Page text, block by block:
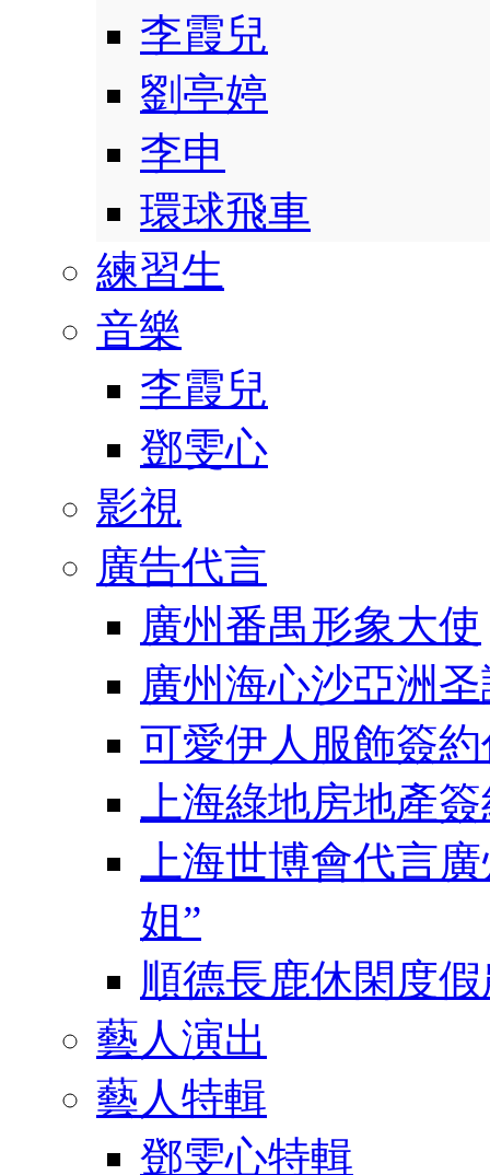
李霞兒
劉亭婷
李申
環球飛車
練習生
音樂
李霞兒
鄧雯心
影視
廣告代言
廣州番禺形象大使
廣州海心沙亞洲
可愛伊人服飾簽
上海綠地房地產
上海世博會代言
姐”
順德長鹿休閑度
藝人演出
藝人特輯
鄧雯心特輯